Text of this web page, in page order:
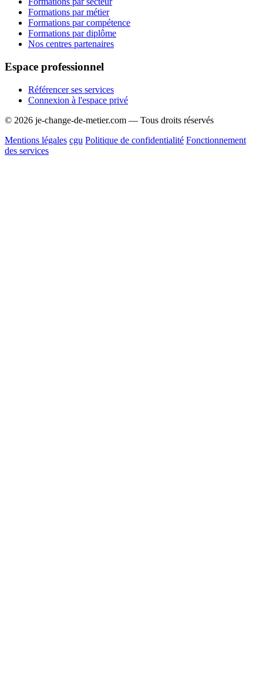
Formations par métier
Formations par compétence
Formations par diplôme
Nos centres partenaires
Espace professionnel
Référencer ses services
Connexion à l'espace privé
© 2026 je-change-de-metier.com — Tous droits réservés
Mentions légales cgu Politique de confidentialité Fonctionnement
des services